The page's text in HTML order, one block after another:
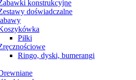
konstrukcyjne
doświadczalne
Piłki
Ringo, dyski, bumerangi